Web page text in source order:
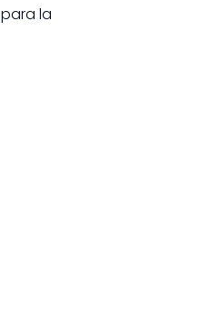
la